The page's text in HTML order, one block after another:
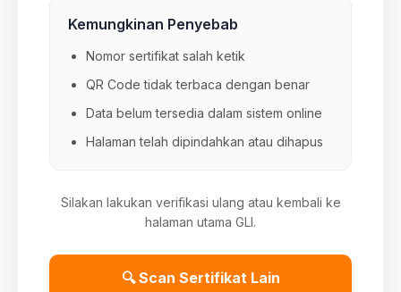
Kemungkinan Penyebab
Nomor sertifikat salah ketik
QR Code tidak terbaca dengan benar
Data belum tersedia dalam sistem online
Halaman telah dipindahkan atau dihapus
Silakan lakukan verifikasi ulang atau kembali ke
halaman utama GLI.
🔍 Scan Sertifikat Lain